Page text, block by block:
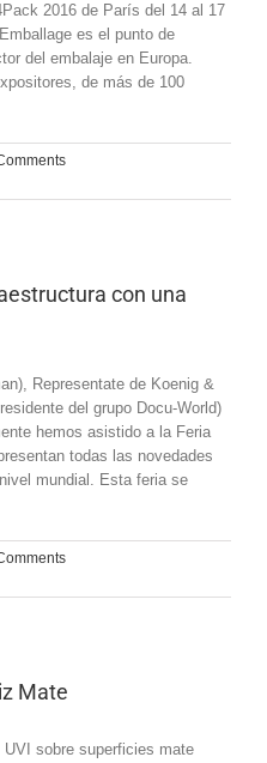
2016 de París del 14 al 17
es el punto de
del embalaje en Europa.
de más de 100
con una
Representate de Koenig &
del grupo Docu-World)
hemos asistido a la Feria
todas las novedades
mundial. Esta feria se
Mate
sobre superficies mate